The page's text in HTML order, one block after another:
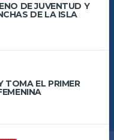
DE JUVENTUD Y
DE LA ISLA
TOMA EL PRIMER